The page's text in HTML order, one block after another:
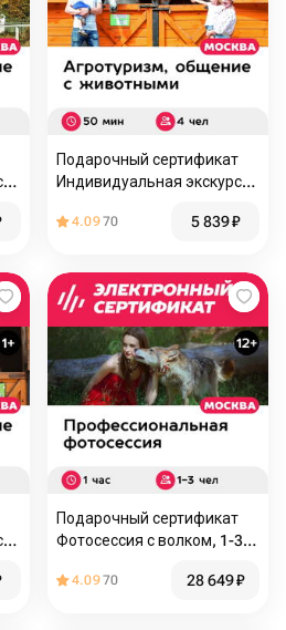
Подарочный сертификат
Индивидуальная экскурсия
верхом, до 4 чел. (50
4.0970 5 839₽
Подарочный сертификат
Фотосессия с волком, 1-3
область)
4.0970 28 649₽